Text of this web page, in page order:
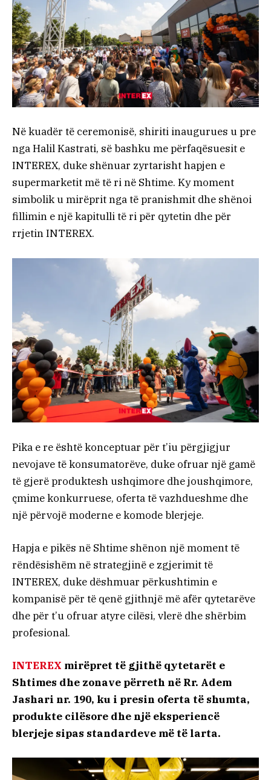
Në kuadër të ceremonisë, shiriti inaugurues u pre
nga Halil Kastrati, së bashku me përfaqësuesit e
INTEREX, duke shënuar zyrtarisht hapjen e
supermarketit më të ri në Shtime. Ky moment
simbolik u mirëprit nga të pranishmit dhe shënoi
fillimin e një kapitulli të ri për qytetin dhe për
rrjetin INTEREX.
Pika e re është konceptuar për t’iu përgjigjur
nevojave të konsumatorëve, duke ofruar një gamë
të gjerë produktesh ushqimore dhe joushqimore,
çmime konkurruese, oferta të vazhdueshme dhe
një përvojë moderne e komode blerjeje.
Hapja e pikës në Shtime shënon një moment të
rëndësishëm në strategjinë e zgjerimit të
INTEREX, duke dëshmuar përkushtimin e
kompanisë për të qenë gjithnjë më afër qytetarëve
dhe për t’u ofruar atyre cilësi, vlerë dhe shërbim
profesional.
INTEREX mirëpret të gjithë qytetarët e
Shtimes dhe zonave përreth në Rr. Adem
Jashari nr. 190, ku i presin oferta të shumta,
produkte cilësore dhe një eksperiencë
blerjeje sipas standardeve më të larta.